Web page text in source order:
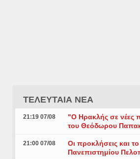
ΤΕΛΕΥΤΑΙΑ ΝΕΑ
21:19 07/08
"Ο Ηρακλής σε νέες
του Θεόδωρου
21:00 07/08
Οι προκλήσεις και
Πανεπιστημίου